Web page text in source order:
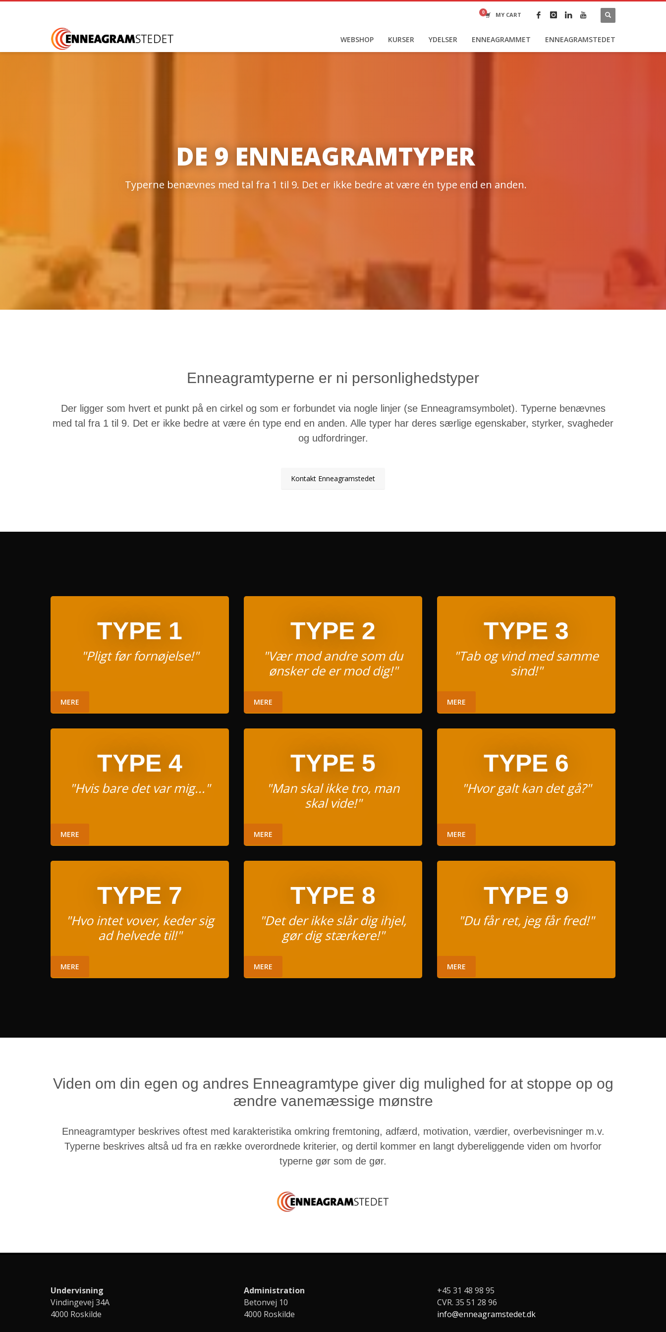
MY CART
WEBSHOP KURSER YDELSER ENNEAGRAMMET ENNEAGRAMSTEDET
DE 9 ENNEAGRAMTYPER
Typerne benævnes med tal fra 1 til 9. Det er ikke bedre at være én type end en anden.
Enneagramtyperne er ni personlighedstyper
Der ligger som hvert et punkt på en cirkel og som er forbundet via nogle linjer (se Enneagramsymbolet). Typerne benævnes
med tal fra 1 til 9. Det er ikke bedre at være én type end en anden. Alle typer har deres særlige egenskaber, styrker, svagheder
og udfordringer.
Kontakt Enneagramstedet
TYPE 1
"Pligt før fornøjelse!"
MERE
TYPE 2
"Vær mod andre som du
ønsker de er mod dig!"
MERE
TYPE 3
"Tab og vind med samme
sind!"
MERE
TYPE 4
"Hvis bare det var mig..."
MERE
TYPE 5
"Man skal ikke tro, man
skal vide!"
MERE
TYPE 6
"Hvor galt kan det gå?"
MERE
TYPE 7
"Hvo intet vover, keder sig
ad helvede til!"
MERE
TYPE 8
"Det der ikke slår dig ihjel,
gør dig stærkere!"
MERE
TYPE 9
"Du får ret, jeg får fred!"
MERE
Viden om din egen og andres Enneagramtype giver dig mulighed for at stoppe op og
ændre vanemæssige mønstre
Enneagramtyper beskrives oftest med karakteristika omkring fremtoning, adfærd, motivation, værdier, overbevisninger m.v.
Typerne beskrives altså ud fra en række overordnede kriterier, og dertil kommer en langt dybereliggende viden om hvorfor
typerne gør som de gør.
Undervisning
Vindingevej 34A
4000 Roskilde
Administration
Betonvej 10
4000 Roskilde
+45 31 48 98 95
CVR. 35 51 28 96
info@enneagramstedet.dk